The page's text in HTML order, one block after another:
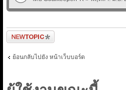
ตั้งกระทู้ใหม่
ย้อนกลับไปยัง หน้าเว็บบอร์ด